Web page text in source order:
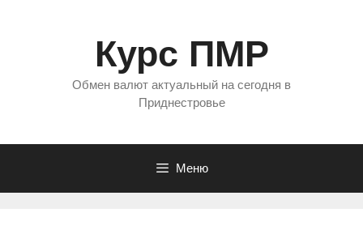
Курс ПМР
Обмен валют актуальный на сегодня в
Приднестровье
Меню